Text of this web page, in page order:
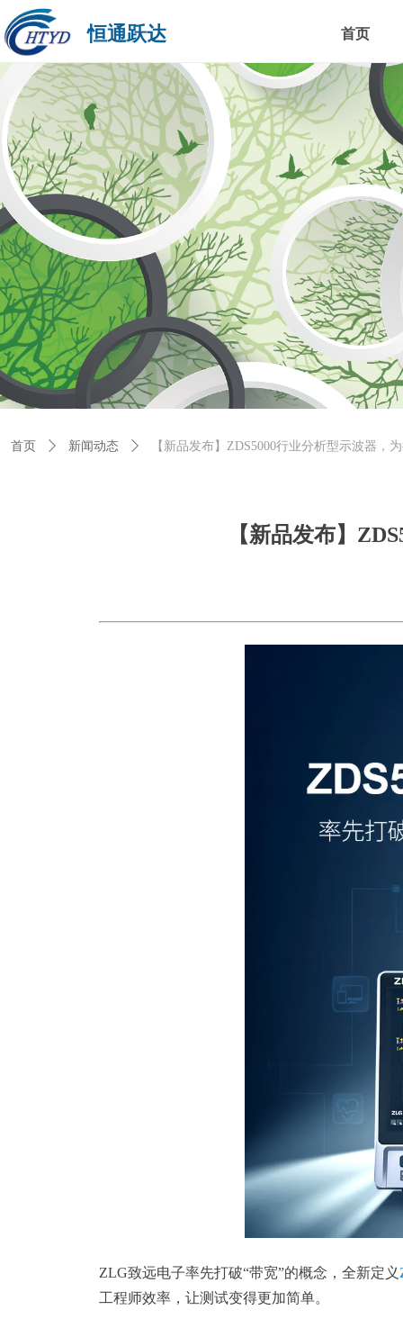
首页
恒通跃达
【新品发布】
ZLG致远电子率先打破“带宽”的概念，全新定义
工程师效率，让测试变得更加简单。
首页 ꄲ 新闻动态 ꄲ 【新品发布】ZDS5000行业分析型示波器，